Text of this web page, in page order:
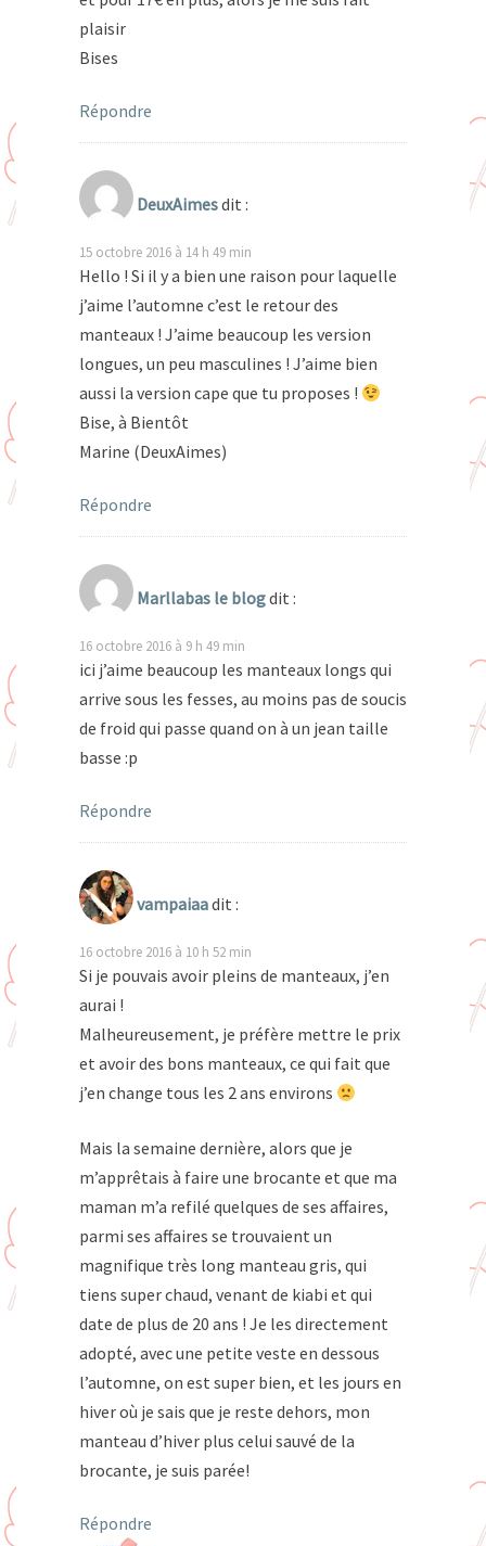
plaisir
Bises
Répondre
DeuxAimesdit :
15 octobre 2016 à 14 h 49 min
Hello ! Si il y a bien une raison pour laquelle
j’aime l’automne c’est le retour des
manteaux ! J’aime beaucoup les version
longues, un peu masculines ! J’aime bien
aussi la version cape que tu proposes !
Bise, à Bientôt
Marine (DeuxAimes)
Répondre
Marllabas le blogdit :
16 octobre 2016 à 9 h 49 min
ici j’aime beaucoup les manteaux longs qui
arrive sous les fesses, au moins pas de soucis
de froid qui passe quand on à un jean taille
basse :p
Répondre
vampaiaadit :
16 octobre 2016 à 10 h 52 min
Si je pouvais avoir pleins de manteaux, j’en
aurai !
Malheureusement, je préfère mettre le prix
et avoir des bons manteaux, ce qui fait que
j’en change tous les 2 ans environs
Mais la semaine dernière, alors que je
m’apprêtais à faire une brocante et que ma
maman m’a refilé quelques de ses affaires,
parmi ses affaires se trouvaient un
magnifique très long manteau gris, qui
tiens super chaud, venant de kiabi et qui
date de plus de 20 ans ! Je les directement
adopté, avec une petite veste en dessous
l’automne, on est super bien, et les jours en
hiver où je sais que je reste dehors, mon
manteau d’hiver plus celui sauvé de la
brocante, je suis parée!
Répondre